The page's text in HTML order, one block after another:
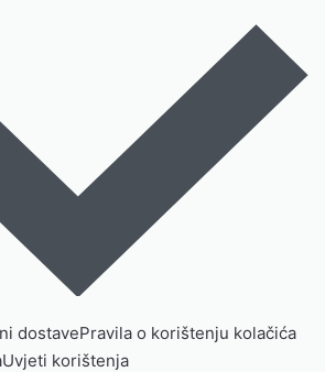
dostavePravila o korištenju kolačića
Uvjeti korištenja